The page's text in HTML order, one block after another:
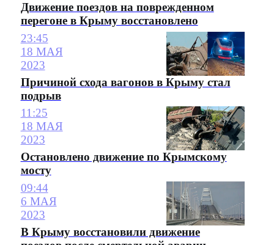
Движение поездов на поврежденном
перегоне в Крыму восстановлено
23:45
18 МАЯ
2023
Причиной схода вагонов в Крыму стал
подрыв
11:25
18 МАЯ
2023
Остановлено движение по Крымскому
мосту
09:44
6 МАЯ
2023
В Крыму восстановили движение